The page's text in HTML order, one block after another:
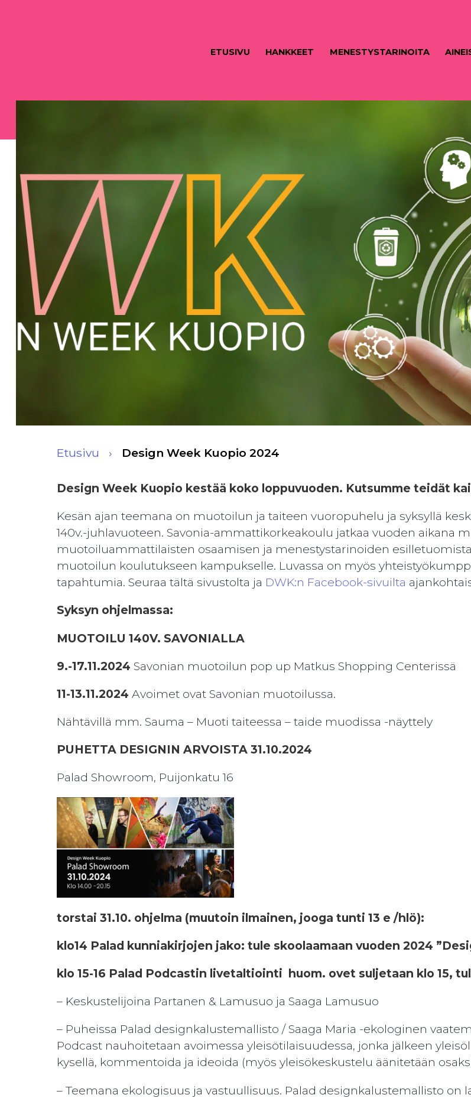
ETUSIVU HANKKEET MENESTYSTARINOITA
Etusivu Design Week Kuopio 2024
Design Week Kuopio kestää koko loppuvuoden. Kutsumme teidät
Kesän ajan teemana on muotoilun ja taiteen vuoropuhelu ja syksyllä
140v.-juhlavuoteen. Savonia-ammattikorkeakoulu jatkaa vuoden aikana
muotoiluammattilaisten osaamisen ja menestystarinoiden
muotoilun koulutukseen kampukselle. Luvassa on myös
tapahtumia. Seuraa tältä sivustolta ja DWK:n Facebook-sivuilta
Syksyn ohjelmassa:
MUOTOILU 140V. SAVONIALLA
9.-17.11.2024 Savonian muotoilun pop up Matkus Shopping Centerissä
11-13.11.2024 Avoimet ovat Savonian muotoilussa.
Nähtävillä mm. Sauma – Muoti taiteessa – taide muodissa -näyttely
PUHETTA DESIGNIN ARVOISTA 31.10.2024
Palad Showroom, Puijonkatu 16
torstai 31.10. ohjelma (muutoin ilmainen, jooga tunti 13 e /hlö):
klo14 Palad kunniakirjojen jako: tule skoolaamaan vuoden 2024
klo 15-16 Palad Podcastin livetaltiointi huom. ovet suljetaan klo 15,
– Keskustelijoina Partanen & Lamusuo ja Saaga Lamusuo
– Puheissa Palad designkalustemallisto / Saaga Maria -ekologinen
Podcast nauhoitetaan avoimessa yleisötilaisuudessa, jonka jälkeen
kysellä, kommentoida ja ideoida (myös yleisökeskustelu äänitetään
– Teemana ekologisuus ja vastuullisuus. Palad designkalustemallisto